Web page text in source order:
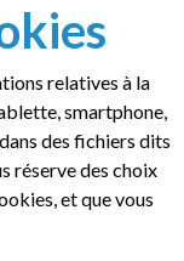
relatives à la
smartphone,
des fichiers dits
réserve des choix
et que vous